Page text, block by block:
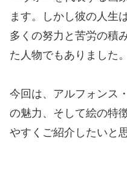
ます。しかし彼の人生
多くの努力と苦労の積
た人物でもありました。
今回は、アルフォンス
の魅力、そして絵の特
やすくご紹介したいと